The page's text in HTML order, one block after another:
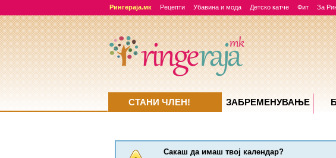
Рингераја.мк Рецепти Убавина и мода Детско катче Фит За
Сакаш да имаш твој календар?
СТАНИ ЧЛЕН! ЗАБРЕМЕНУВАЊE